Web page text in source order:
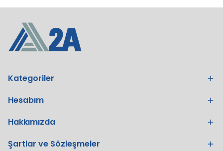
Kategoriler
Hesabım
Hakkımızda
Şartlar ve Sözleşmeler